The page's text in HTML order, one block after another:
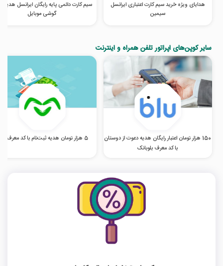
هدایای ویژه خرید سیم کارت اعتباری ایرانسل
سیمین
سیم‌ کارت دائمی پایه رایگان ایرانسل هدیه
گوشی موبایل
سایر کوپن‌های اپراتور تلفن همراه و اینترنت
150 هزار تومان اعتبار رایگان هدیه دعوت از دوستان
با کد معرف بلوبانک
5 هزار تومان هدیه ثبت‌نام با کد معرف اومو